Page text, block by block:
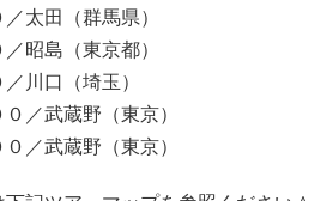
太田（群馬県）
昭島（東京都）
川口（埼玉）
／武蔵野（東京）
／武蔵野（東京）